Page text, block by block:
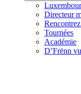
Directeur
Tournées
Académie
D’Frënn